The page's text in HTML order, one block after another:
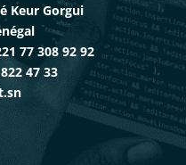
Keur Gorgui
77 308 92 92
47 33